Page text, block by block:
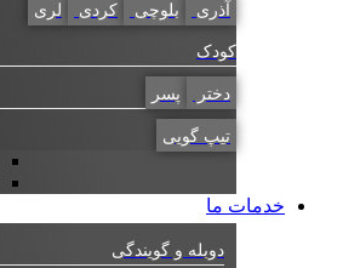
آذری بلوچی کردی لری
کودک
دختر پسر
تیپ گویی
خدمات ما
دوبله و گویندگی